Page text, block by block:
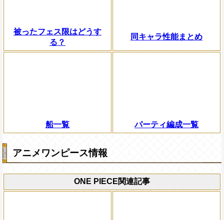
被ったフェス限はどうす
る？
同キャラ性能まとめ
船一覧 パーティ編成一覧
アニメワンピース情報
ONE PIECE関連記事